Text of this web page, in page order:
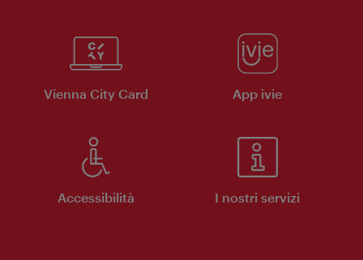
Vienna City Card App ivie
Accessibilità I nostri servizi